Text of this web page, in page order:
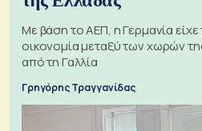
Με βάση το ΑΕΠ, η Γερμανία είχε
οικονομία μεταξύ των χωρών
από τη Γαλλία
Γρηγόρης Τραγγανίδας